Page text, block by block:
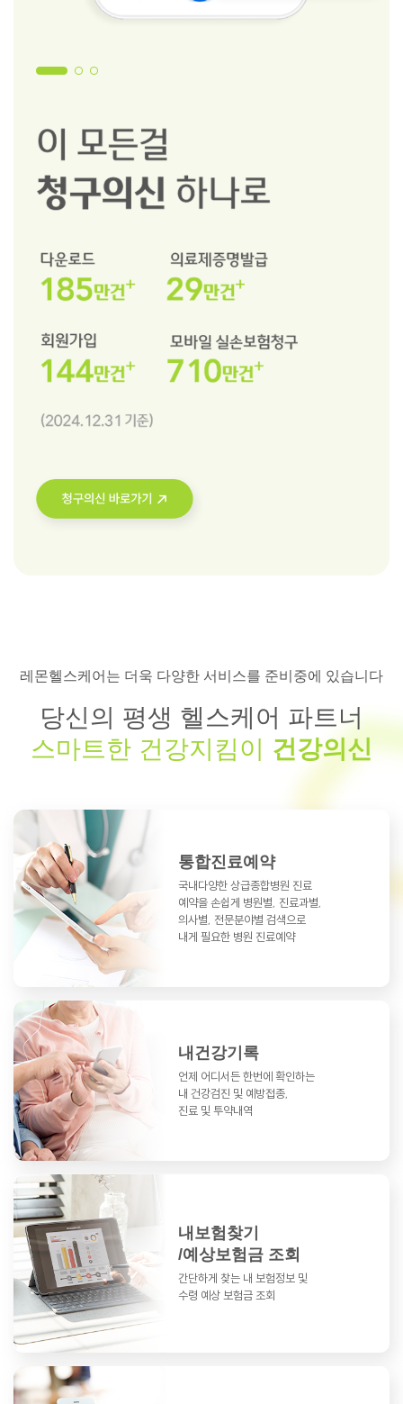
레몬헬스케어는 더욱 다양한 서비스를 준비중에 있습니다
당신의 평생 헬스케어 파트너
스마트한 건강지킴이 건강의신
통합진료예약
국내다양한 상급종합병원 진료
예약을손쉽게 병원별, 진료과별,
의사별, 전문분야별 검색으로
내게 필요한 병원 진료예약
내건강기록
언제 어디서든 한번에 확인하는
내 건강검진 및 예방접종,
진료 및 투약내역
내보험찾기
/예상보험금 조회
간단하게 찾는 내 보험정보 및
수령 예상 보험금 조회